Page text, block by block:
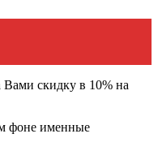
Вами скидку в 10% на